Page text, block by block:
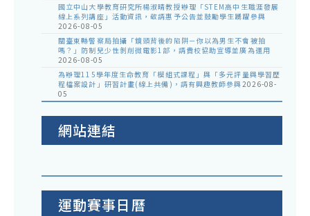
國立中山大學教育研究所楊淑晴教授辦理「STEM高中生職涯發展
線上系列講座」活動資訊，敬請惠予公告並鼓勵學生踴躍參與
2026-08-05
關臺東縣警察局拍攝「鏡頭背後的陷阱－你以為男生不會被拍
嗎？」防制兒少性剝削微電影1部，請貴校協助宣導並廣為運用
2026-08-05
為辦理115學年度生命教育「模組式課程」與「多元評量與學習歷
程檔案設計」研習計畫(線上共備)，請有興趣教師參與2026-08-
05
網站連結
運動賽事日曆